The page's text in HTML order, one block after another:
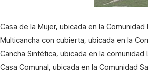
Casa de la Mujer, ubicada en la Comunidad
Multicancha con cubierta, ubicada en la
Cancha Sintética, ubicada en la comunidad
Casa Comunal, ubicada en la Comunidad